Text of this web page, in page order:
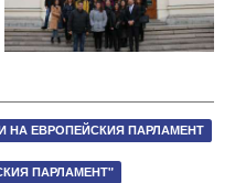
НА ЕВРОПЕЙСКИЯ ПАРЛАМЕНТ​
ПАРЛАМЕНТ"